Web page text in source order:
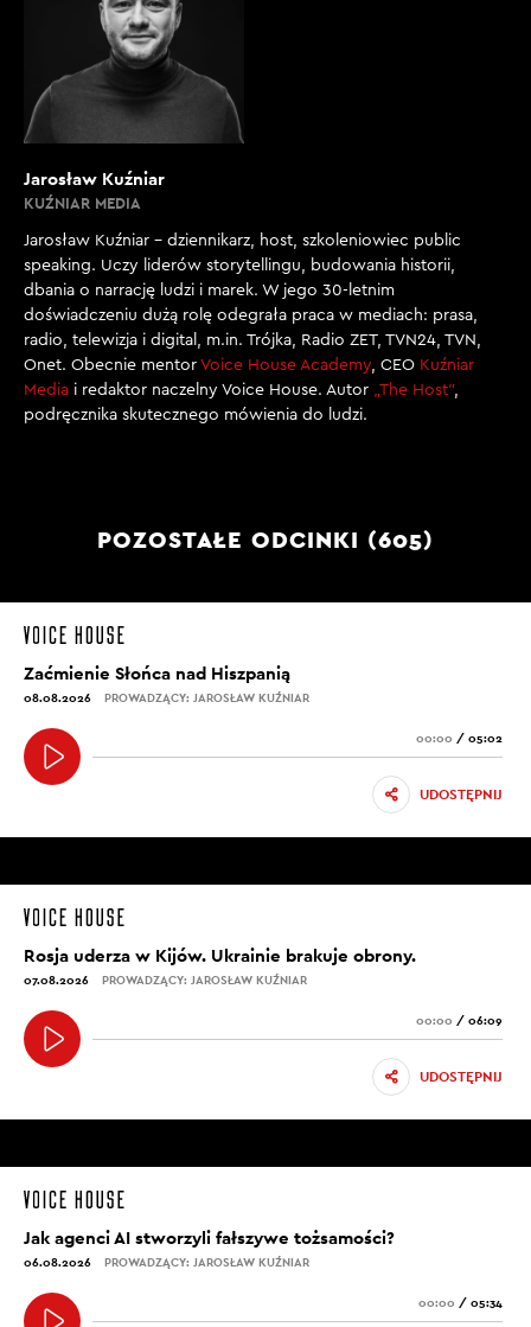
Jarosław Kuźniar
KUŹNIAR MEDIA
Jarosław Kuźniar – dziennikarz, host, szkoleniowiec public
speaking. Uczy liderów storytellingu, budowania historii,
dbania o narrację ludzi i marek. W jego 30-letnim
doświadczeniu dużą rolę odegrała praca w mediach: prasa,
radio, telewizja i digital, m.in. Trójka, Radio ZET, TVN24, TVN,
Onet. Obecnie mentor Voice House Academy, CEO Kuźniar
Media i redaktor naczelny Voice House. Autor „The Host”,
podręcznika skutecznego mówienia do ludzi.
POZOSTAŁE ODCINKI (605)
Zaćmienie Słońca nad Hiszpanią
08.08.2026 PROWADZĄCY: JAROSŁAW KUŹNIAR
00:00 / 05:02
UDOSTĘPNIJ
Rosja uderza w Kijów. Ukrainie brakuje obrony.
07.08.2026 PROWADZĄCY: JAROSŁAW KUŹNIAR
00:00 / 06:09
UDOSTĘPNIJ
Jak agenci AI stworzyli fałszywe tożsamości?
06.08.2026 PROWADZĄCY: JAROSŁAW KUŹNIAR
00:00 / 05:34